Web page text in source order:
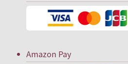
Amazon Pay